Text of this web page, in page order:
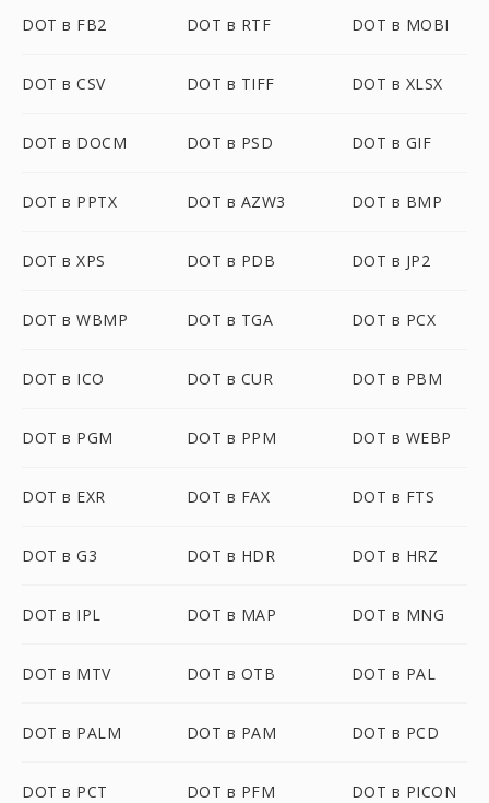
DOT в FB2 DOT в RTF DOT в MOBI
DOT в CSV DOT в TIFF DOT в XLSX
DOT в DOCM DOT в PSD DOT в GIF
DOT в PPTX DOT в AZW3 DOT в BMP
DOT в XPS DOT в PDB DOT в JP2
DOT в WBMP DOT в TGA DOT в PCX
DOT в ICO DOT в CUR DOT в PBM
DOT в PGM DOT в PPM DOT в WEBP
DOT в EXR DOT в FAX DOT в FTS
DOT в G3 DOT в HDR DOT в HRZ
DOT в IPL DOT в MAP DOT в MNG
DOT в MTV DOT в OTB DOT в PAL
DOT в PALM DOT в PAM DOT в PCD
DOT в PCT DOT в PFM DOT в PICON